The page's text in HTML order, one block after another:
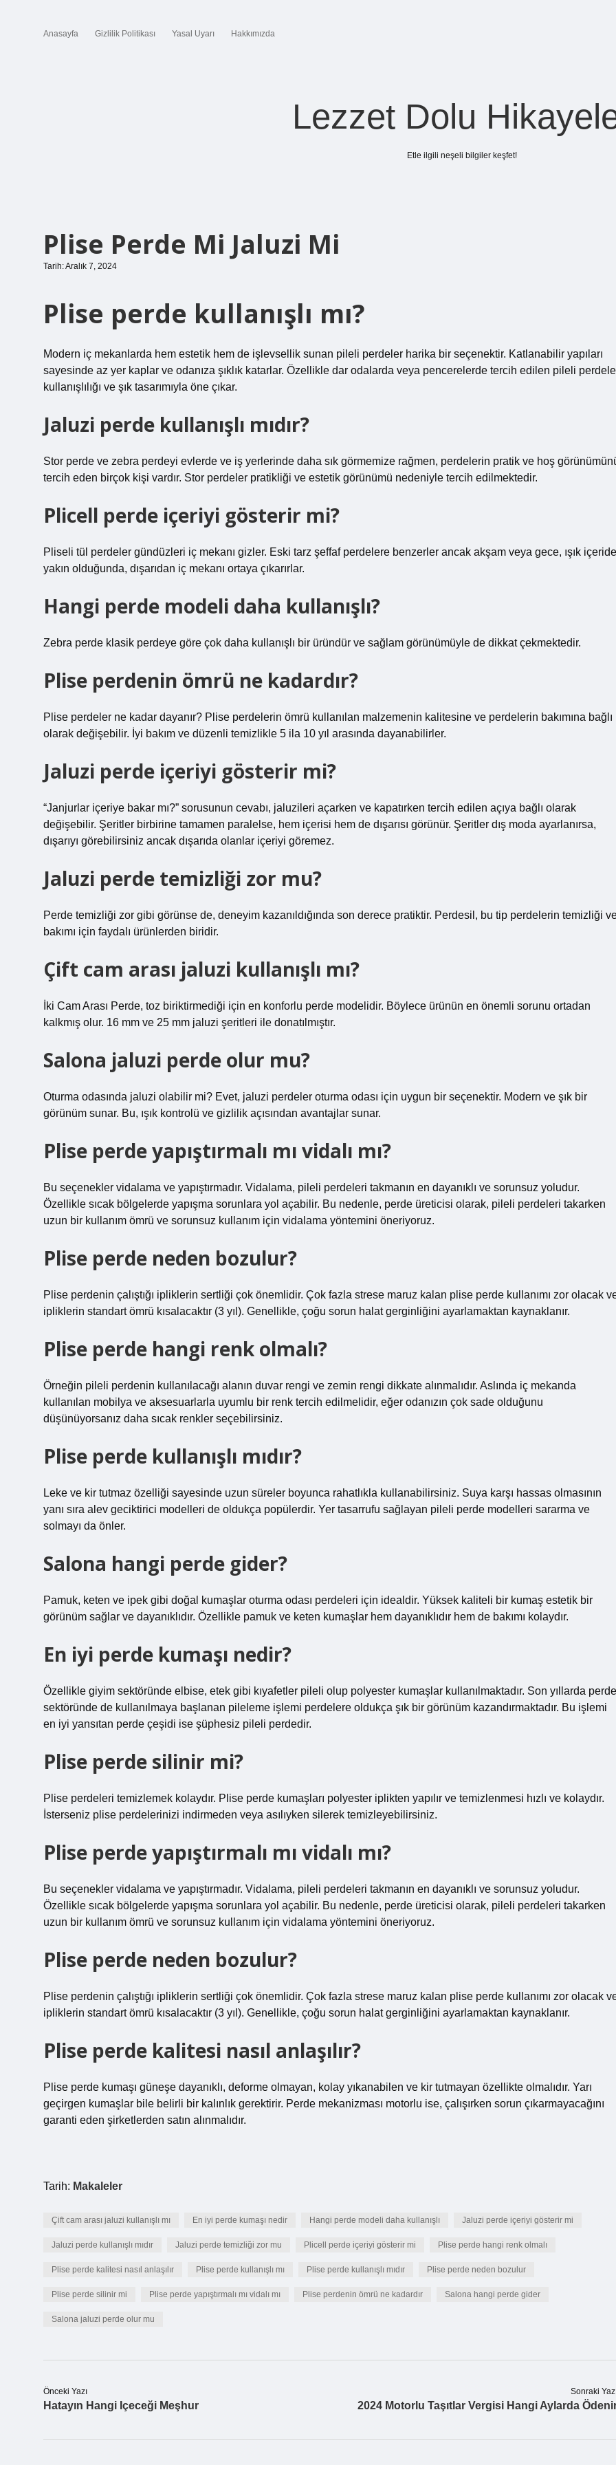
Anasayfa Gizlilik Politikası Yasal Uyarı Hakkımızda
Lezzet Dolu
Etle ilgili neşeli bilgiler keşfet!
Plise Perde Mi Jaluzi Mi
Tarih: Aralık 7, 2024
Plise perde kullanışlı mı?
Modern iç mekanlarda hem estetik hem de işlevsellik sunan pileli perdeler harika bir seçenektir. Katlanabilir yapıları
sayesinde az yer kaplar ve odanıza şıklık katarlar. Özellikle dar odalarda veya pencerelerde tercih edilen pileli
kullanışlılığı ve şık tasarımıyla öne çıkar.
Jaluzi perde kullanışlı mıdır?
Stor perde ve zebra perdeyi evlerde ve iş yerlerinde daha sık görmemize rağmen, perdelerin pratik ve hoş
tercih eden birçok kişi vardır. Stor perdeler pratikliği ve estetik görünümü nedeniyle tercih edilmektedir.
Plicell perde içeriyi gösterir mi?
Pliseli tül perdeler gündüzleri iç mekanı gizler. Eski tarz şeffaf perdelere benzerler ancak akşam veya gece, ışık içeride
yakın olduğunda, dışarıdan iç mekanı ortaya çıkarırlar.
Hangi perde modeli daha kullanışlı?
Zebra perde klasik perdeye göre çok daha kullanışlı bir üründür ve sağlam görünümüyle de dikkat çekmektedir.
Plise perdenin ömrü ne kadardır?
Plise perdeler ne kadar dayanır? Plise perdelerin ömrü kullanılan malzemenin kalitesine ve perdelerin bakımına bağlı
olarak değişebilir. İyi bakım ve düzenli temizlikle 5 ila 10 yıl arasında dayanabilirler.
Jaluzi perde içeriyi gösterir mi?
“Janjurlar içeriye bakar mı?” sorusunun cevabı, jaluzileri açarken ve kapatırken tercih edilen açıya bağlı olarak
değişebilir. Şeritler birbirine tamamen paralelse, hem içerisi hem de dışarısı görünür. Şeritler dış moda ayarlanırsa,
dışarıyı görebilirsiniz ancak dışarıda olanlar içeriyi göremez.
Jaluzi perde temizliği zor mu?
Perde temizliği zor gibi görünse de, deneyim kazanıldığında son derece pratiktir. Perdesil, bu tip perdelerin temizliği
bakımı için faydalı ürünlerden biridir.
Çift cam arası jaluzi kullanışlı mı?
İki Cam Arası Perde, toz biriktirmediği için en konforlu perde modelidir. Böylece ürünün en önemli sorunu ortadan
kalkmış olur. 16 mm ve 25 mm jaluzi şeritleri ile donatılmıştır.
Salona jaluzi perde olur mu?
Oturma odasında jaluzi olabilir mi? Evet, jaluzi perdeler oturma odası için uygun bir seçenektir. Modern ve şık bir
görünüm sunar. Bu, ışık kontrolü ve gizlilik açısından avantajlar sunar.
Plise perde yapıştırmalı mı vidalı mı?
Bu seçenekler vidalama ve yapıştırmadır. Vidalama, pileli perdeleri takmanın en dayanıklı ve sorunsuz yoludur.
Özellikle sıcak bölgelerde yapışma sorunlara yol açabilir. Bu nedenle, perde üreticisi olarak, pileli perdeleri takarken
uzun bir kullanım ömrü ve sorunsuz kullanım için vidalama yöntemini öneriyoruz.
Plise perde neden bozulur?
Plise perdenin çalıştığı ipliklerin sertliği çok önemlidir. Çok fazla strese maruz kalan plise perde kullanımı zor olacak
ipliklerin standart ömrü kısalacaktır (3 yıl). Genellikle, çoğu sorun halat gerginliğini ayarlamaktan kaynaklanır.
Plise perde hangi renk olmalı?
Örneğin pileli perdenin kullanılacağı alanın duvar rengi ve zemin rengi dikkate alınmalıdır. Aslında iç mekanda
kullanılan mobilya ve aksesuarlarla uyumlu bir renk tercih edilmelidir, eğer odanızın çok sade olduğunu
düşünüyorsanız daha sıcak renkler seçebilirsiniz.
Plise perde kullanışlı mıdır?
Leke ve kir tutmaz özelliği sayesinde uzun süreler boyunca rahatlıkla kullanabilirsiniz. Suya karşı hassas olmasının
yanı sıra alev geciktirici modelleri de oldukça popülerdir. Yer tasarrufu sağlayan pileli perde modelleri sararma ve
solmayı da önler.
Salona hangi perde gider?
Pamuk, keten ve ipek gibi doğal kumaşlar oturma odası perdeleri için idealdir. Yüksek kaliteli bir kumaş estetik bir
görünüm sağlar ve dayanıklıdır. Özellikle pamuk ve keten kumaşlar hem dayanıklıdır hem de bakımı kolaydır.
En iyi perde kumaşı nedir?
Özellikle giyim sektöründe elbise, etek gibi kıyafetler pileli olup polyester kumaşlar kullanılmaktadır. Son yıllarda perde
sektöründe de kullanılmaya başlanan pileleme işlemi perdelere oldukça şık bir görünüm kazandırmaktadır. Bu işlemi
en iyi yansıtan perde çeşidi ise şüphesiz pileli perdedir.
Plise perde silinir mi?
Plise perdeleri temizlemek kolaydır. Plise perde kumaşları polyester iplikten yapılır ve temizlenmesi hızlı ve kolaydır.
İsterseniz plise perdelerinizi indirmeden veya asılıyken silerek temizleyebilirsiniz.
Plise perde yapıştırmalı mı vidalı mı?
Bu seçenekler vidalama ve yapıştırmadır. Vidalama, pileli perdeleri takmanın en dayanıklı ve sorunsuz yoludur.
Özellikle sıcak bölgelerde yapışma sorunlara yol açabilir. Bu nedenle, perde üreticisi olarak, pileli perdeleri takarken
uzun bir kullanım ömrü ve sorunsuz kullanım için vidalama yöntemini öneriyoruz.
Plise perde neden bozulur?
Plise perdenin çalıştığı ipliklerin sertliği çok önemlidir. Çok fazla strese maruz kalan plise perde kullanımı zor olacak
ipliklerin standart ömrü kısalacaktır (3 yıl). Genellikle, çoğu sorun halat gerginliğini ayarlamaktan kaynaklanır.
Plise perde kalitesi nasıl anlaşılır?
Plise perde kumaşı güneşe dayanıklı, deforme olmayan, kolay yıkanabilen ve kir tutmayan özellikte olmalıdır. Yarı
geçirgen kumaşlar bile belirli bir kalınlık gerektirir. Perde mekanizması motorlu ise, çalışırken sorun çıkarmayacağını
garanti eden şirketlerden satın alınmalıdır.
Tarih: Makaleler
Çift cam arası jaluzi kullanışlı mı En iyi perde kumaşı nedir Hangi perde modeli daha kullanışlı Jaluzi perde içeriyi gösterir mi
Jaluzi perde kullanışlı mıdır Jaluzi perde temizliği zor mu Plicell perde içeriyi gösterir mi Plise perde hangi renk olmalı
Plise perde kalitesi nasıl anlaşılır Plise perde kullanışlı mı Plise perde kullanışlı mıdır Plise perde neden bozulur
Plise perde silinir mi Plise perde yapıştırmalı mı vidalı mı Plise perdenin ömrü ne kadardır Salona hangi perde gider
Salona jaluzi perde olur mu
Önceki Yazı
Hatayın Hangi Içeceği Meşhur
Sonraki
2024 Motorlu Taşıtlar Vergisi Hangi Aylarda